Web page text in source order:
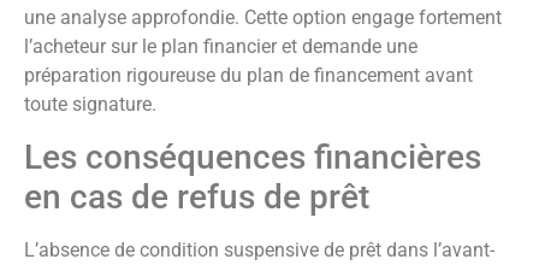
une analyse approfondie. Cette option engage fortement
l’acheteur sur le plan financier et demande une
préparation rigoureuse du plan de financement avant
toute signature.
Les conséquences financières
en cas de refus de prêt
L’absence de condition suspensive de prêt dans l’avant-